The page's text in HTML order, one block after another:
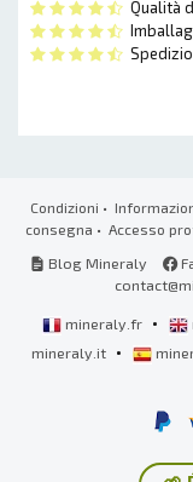
Qualità
Condizioni •
consegna • Accesso
Blog Mineraly
mineraly.fr •
mineraly.it •